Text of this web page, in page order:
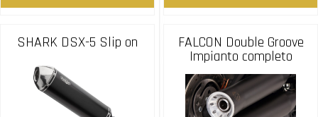
SHARK DSX-5 Slip on FALCON Double Groove
Impianto completo